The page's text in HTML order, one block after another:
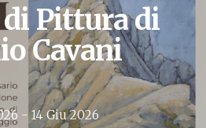
Pittura di
Cavani
- 14 Giu 2026